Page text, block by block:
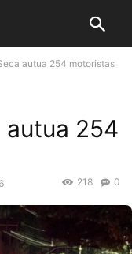
autua 254 motoristas
autua 254
0
218